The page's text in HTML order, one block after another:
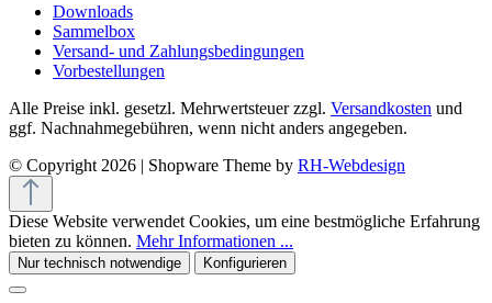
Downloads
Sammelbox
Versand- und Zahlungsbedingungen
Vorbestellungen
Alle Preise inkl. gesetzl. Mehrwertsteuer zzgl. Versandkosten und
ggf. Nachnahmegebühren, wenn nicht anders angegeben.
© Copyright 2026 | Shopware Theme by RH-Webdesign
Diese Website verwendet Cookies, um eine bestmögliche Erfahrung
bieten zu können. Mehr Informationen ...
Nur technisch notwendige Konfigurieren